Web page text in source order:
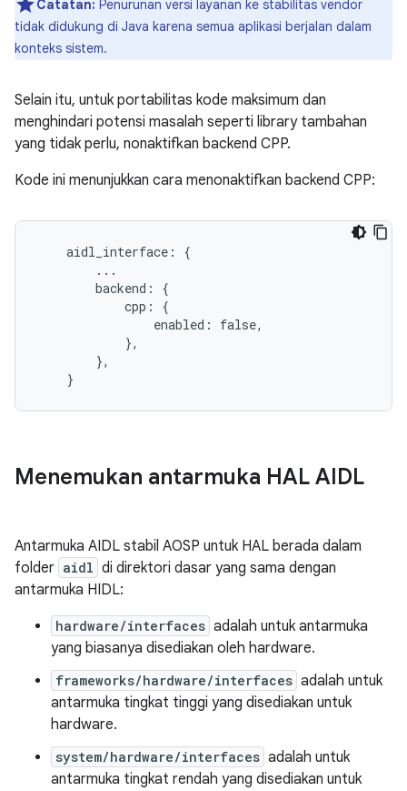
Catatan: Penurunan versi layanan ke stabilitas vendor
tidak didukung di Java karena semua aplikasi berjalan dalam
konteks sistem.
Selain itu, untuk portabilitas kode maksimum dan
menghindari potensi masalah seperti library tambahan
yang tidak perlu, nonaktifkan backend CPP.
Kode ini menunjukkan cara menonaktifkan backend CPP:
    aidl_interface: {
        ...
        backend: {
            cpp: {
                enabled: false,
            },
        },
Menemukan antarmuka HAL AIDL
Antarmuka AIDL stabil AOSP untuk HAL berada dalam
folder aidl di direktori dasar yang sama dengan
antarmuka HIDL:
hardware/interfaces adalah untuk antarmuka
yang biasanya disediakan oleh hardware.
frameworks/hardware/interfaces adalah untuk
antarmuka tingkat tinggi yang disediakan untuk
hardware.
system/hardware/interfaces adalah untuk
antarmuka tingkat rendah yang disediakan untuk